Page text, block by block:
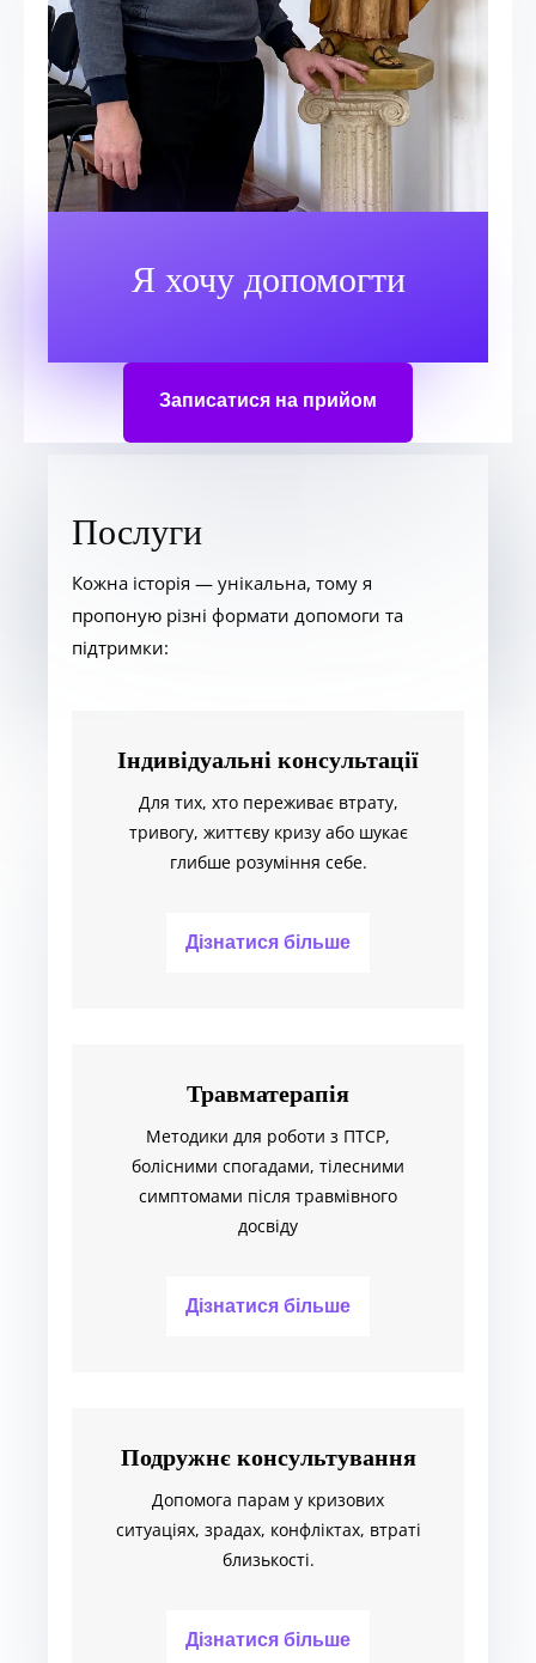
Я хочу допомогти
Записатися на прийом
Послуги
Кожна історія — унікальна, тому я
пропоную різні формати допомоги та
підтримки:
Індивідуальні консультації
Для тих, хто переживає втрату,
тривогу, життєву кризу або шукає
глибше розуміння себе.
Дізнатися більше
Травматерапія
Методики для роботи з ПТСР,
болісними спогадами, тілесними
симптомами після травмівного
досвіду
Дізнатися більше
Подружнє консультування
Допомога парам у кризових
ситуаціях, зрадах, конфліктах, втраті
близькості.
Дізнатися більше